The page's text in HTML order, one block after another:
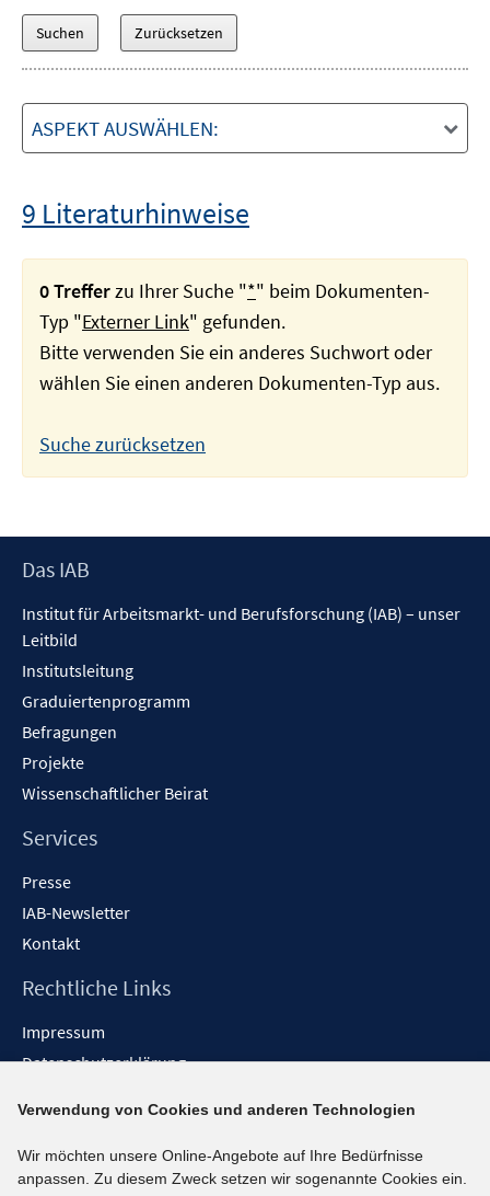
ASPEKT AUSWÄHLEN:
9 Literaturhinweise
0 Trefferzu Ihrer Suche "*" beim Dokumenten-
Typ "Externer Link" gefunden.
Bitte verwenden Sie ein anderes Suchwort oder
wählen Sie einen anderen Dokumenten-Typ aus.
Suche zurücksetzen
Footer
Das IAB
Institut für Arbeitsmarkt- und Berufsforschung (IAB) – unser
Leitbild
Institutsleitung
Graduiertenprogramm
Befragungen
Projekte
Wissenschaftlicher Beirat
Services
Presse
IAB-Newsletter
Kontakt
Rechtliche Links
Impressum
Datenschutzerklärung
Barrieren melden
Social-Media-Kanäle
Verwendung von Cookies und anderen Technologien
Wir möchten unsere Online-Angebote auf Ihre Bedürfnisse
anpassen. Zu diesem Zweck setzen wir sogenannte Cookies ein.